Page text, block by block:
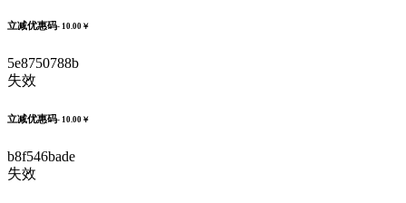
立减优惠码- 10.00￥
5e8750788b
失效
立减优惠码- 10.00￥
b8f546bade
失效